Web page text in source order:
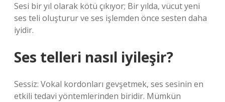
Sesi bir yıl olarak kötü çıkıyor; Bir yılda, vücut yeni
ses teli oluşturur ve ses işlemden önce sesten daha
iyidir.
Ses telleri nasıl iyileşir?
Sessiz: Vokal kordonları gevşetmek, ses sesinin en
etkili tedavi yöntemlerinden biridir. Mümkün